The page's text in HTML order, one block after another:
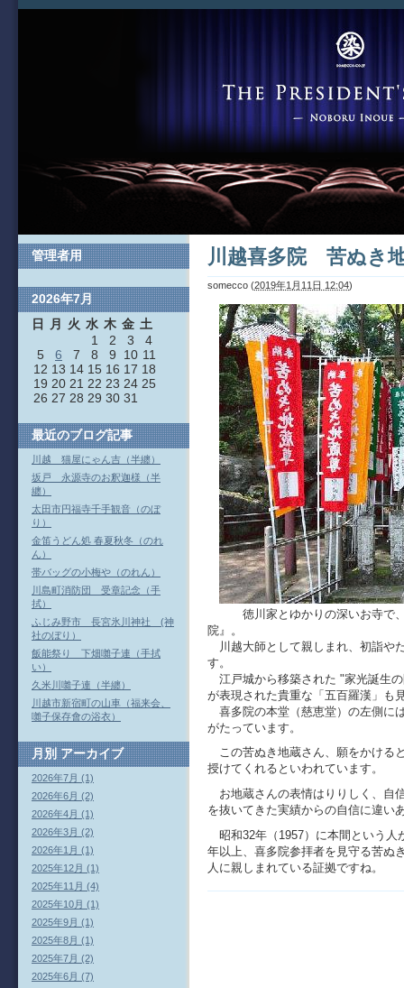
川越喜多院 苦ぬき
somecco (2019年1月11日 12:04)
徳川家とゆかりの深いお寺で
院』。
川越大師として親しまれ、初詣や
す。
江戸城から移築された "家光誕生
が表現された貴重な「五百羅漢」も
喜多院の本堂（慈恵堂）の左側に
がたっています。
この苦ぬき地蔵さん、願をかける
授けてくれるといわれています。
お地蔵さんの表情はりりしく、自
を抜いてきた実績からの自信に違い
昭和32年（1957）に本間という人
年以上、喜多院参拝者を見守る苦ぬ
人に親しまれている証拠ですね。
管理者用
2026年7月
日
月 火 水 木 金 土
1
2 3
4
5
6 7 8 9 10 11
12 13 14 15 16 17 18
19 20 21 22 23 24 25
26 27 28 29 30 31
最近のブログ記事
川越 猫屋にゃん吉（半纏）
坂戸 永源寺のお釈迦様（半
纏）
太田市円福寺千手観音（のぼ
り）
金笛うどん処 春夏秋冬（のれ
ん）
帯バッグの小梅や（のれん）
川島町消防団 受章記念（手
拭）
ふじみ野市 長宮氷川神社 (神
社のぼり）
飯能祭り 下畑囃子連（手拭
い）
久米川囃子連（半纏）
川越市新宿町の山車（福来会、
囃子保存會の浴衣）
月別アーカイブ
2026年7月 (1)
2026年6月 (2)
2026年4月 (1)
2026年3月 (2)
2026年1月 (1)
2025年12月 (1)
2025年11月 (4)
2025年10月 (1)
2025年9月 (1)
2025年8月 (1)
2025年7月 (2)
2025年6月 (7)